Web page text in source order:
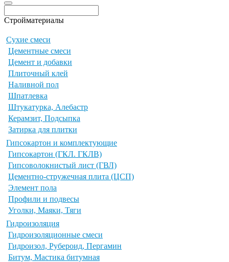
Стройматериалы
Сухие смеси
Цементные смеси
Цемент и добавки
Плиточный клей
Наливной пол
Шпатлевка
Штукатурка, Алебастр
Керамзит, Подсыпка
Затирка для плитки
Гипсокартон и комплектующие
Гипсокартон (ГКЛ. ГКЛВ)
Гипсоволокнистый лист (ГВЛ)
Цементно-стружечная плита (ЦСП)
Элемент пола
Профили и подвесы
Уголки, Маяки, Тяги
Гидроизоляция
Гидроизоляционные смеси
Гидроизол, Рубероид, Пергамин
Битум, Мастика битумная